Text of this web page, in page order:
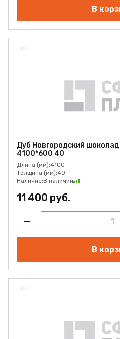
В
Дуб Новгородский
4100*600 40
Длина (мм):4100
Толщина (мм):40
Наличие:В наличии
11 400 руб.
В